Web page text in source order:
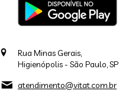
Rua Minas Gerais,
Higienópolis - São Paulo, SP
atendimento@vitat.com.br